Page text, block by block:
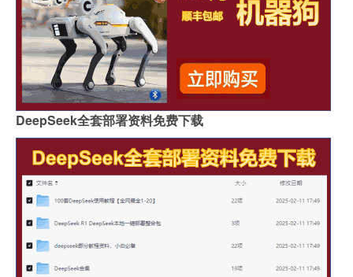
DeepSeek全套部署资料免费下载